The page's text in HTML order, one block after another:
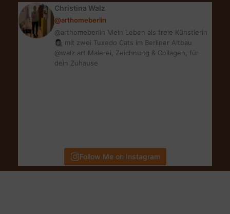
NUR
ANDERS
Christina Walz
@arthomeberlin
@arthomeberlin Mein Leben als freie Künstlerin
👩🏻‍🎨 mit zwei Tuxedo Cats im Berliner Altbau
@walz.art Malerei, Zeichnung & Collagen, für
dein Zuhause
Follow Me on Instagram